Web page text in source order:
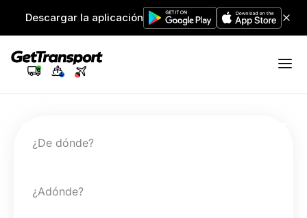
Descargar la aplicación
¿De dónde?
¿Adónde?